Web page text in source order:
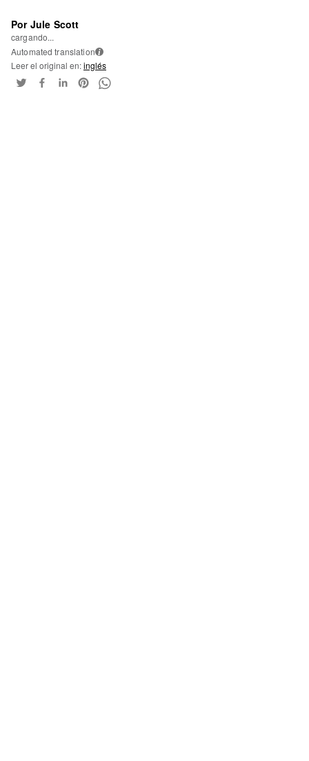
Por Jule Scott
cargando...
Automated translation i
Leer el original en:inglés